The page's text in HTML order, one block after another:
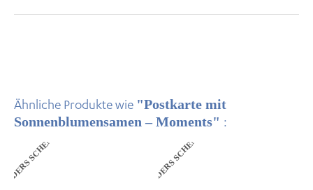
Ähnliche Produkte wie "Postkarte mit
Sonnenblumensamen – Moments" :
ANDERS SCHENKEN ANDERS SCHENKEN